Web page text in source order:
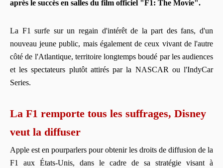
après le succès en salles du film officiel "F1: The Movie".
La F1 surfe sur un regain d'intérêt de la part des fans, d'un
nouveau jeune public, mais également de ceux vivant de l'autre
côté de l'Atlantique, territoire longtemps boudé par les audiences
et les spectateurs plutôt attirés par la NASCAR ou l'IndyCar
Series.
La F1 remporte tous les suffrages, Disney
veut la diffuser
Apple est en pourparlers pour obtenir les droits de diffusion de la
F1 aux États-Unis, dans le cadre de sa stratégie visant à